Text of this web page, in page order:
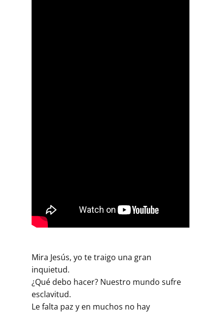
Mira Jesús, yo te traigo una gran
inquietud.
¿Qué debo hacer? Nuestro mundo sufre
esclavitud.
Le falta paz y en muchos no hay